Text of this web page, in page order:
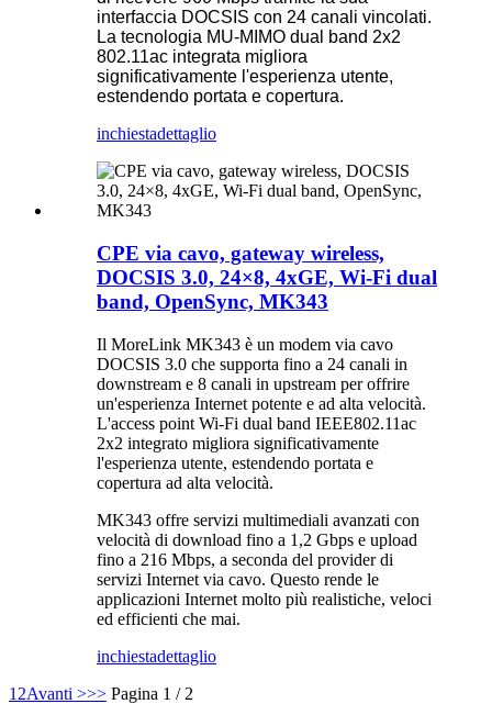
interfaccia DOCSIS con 24 canali vincolati.
La tecnologia MU-MIMO dual band 2x2
802.11ac integrata migliora
significativamente l'esperienza utente,
estendendo portata e copertura.
inchiestadettaglio
CPE via cavo, gateway wireless,
DOCSIS 3.0, 24×8, 4xGE, Wi-Fi dual
band, OpenSync, MK343
Il MoreLink MK343 è un modem via cavo
DOCSIS 3.0 che supporta fino a 24 canali in
downstream e 8 canali in upstream per offrire
un'esperienza Internet potente e ad alta velocità.
L'access point Wi-Fi dual band IEEE802.11ac
2x2 integrato migliora significativamente
l'esperienza utente, estendendo portata e
copertura ad alta velocità.
MK343 offre servizi multimediali avanzati con
velocità di download fino a 1,2 Gbps e upload
fino a 216 Mbps, a seconda del provider di
servizi Internet via cavo. Questo rende le
applicazioni Internet molto più realistiche, veloci
ed efficienti che mai.
inchiestadettaglio
1 2Avanti >>> Pagina 1 / 2